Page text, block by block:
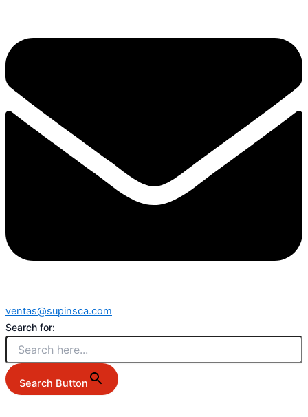
ventas@supinsca.com
Search for:
Search Button